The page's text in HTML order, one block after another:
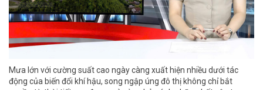
Mưa lớn với cường suất cao ngày càng xuất hiện nhiều dưới tác
động của biến đổi khí hậu, song ngập úng đô thị không chỉ bắt